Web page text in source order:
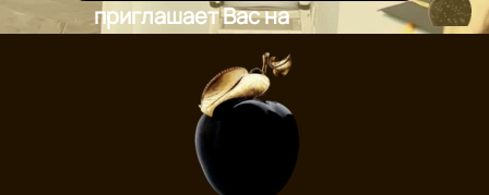
приглашает Вас на
несколько часов
абсолютно БЕСПЛАТНО
стать Докторантом
Академии